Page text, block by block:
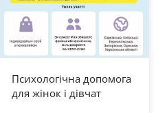
Психологічна допомога
для жінок і дівчат